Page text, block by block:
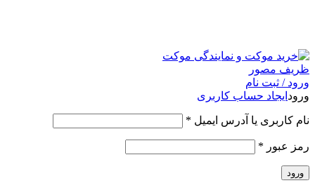
ورود / ثبت نام
ورود ایجاد حساب کاربری
نام کاربری یا آدرس ایمیل *
رمز عبور *
ورود